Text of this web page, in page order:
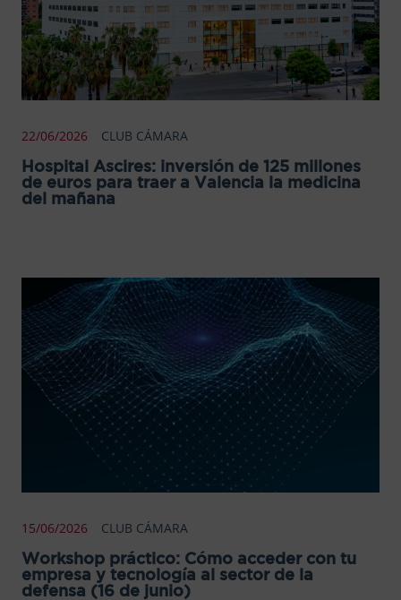
22/06/2026 CLUB CÁMARA
Hospital Ascires: inversión de 125 millones
de euros para traer a Valencia la medicina
del mañana
15/06/2026 CLUB CÁMARA
Workshop práctico: Cómo acceder con tu
empresa y tecnología al sector de la
defensa (16 de junio)